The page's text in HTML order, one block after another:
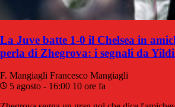
La Juve batte 1-0 il Chelsea in
perla di Zhegrova: i segnali da
F. Mangiagli Francesco Mangiagli
5 agosto - 16:00 10 ore fa